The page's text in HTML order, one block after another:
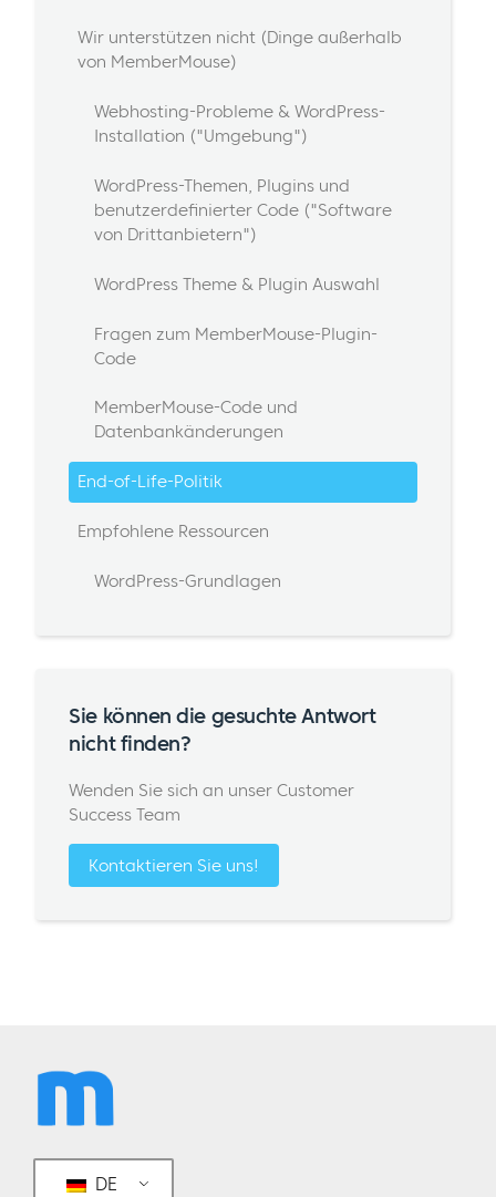
Wir unterstützen nicht (Dinge außerhalb
von MemberMouse)
Webhosting-Probleme & WordPress-
Installation ("Umgebung")
WordPress-Themen, Plugins und
benutzerdefinierter Code ("Software
von Drittanbietern")
WordPress Theme & Plugin Auswahl
Fragen zum MemberMouse-Plugin-
Code
MemberMouse-Code und
Datenbankänderungen
End-of-Life-Politik
Empfohlene Ressourcen
WordPress-Grundlagen
Sie können die gesuchte Antwort
nicht finden?
Wenden Sie sich an unser Customer
Success Team
Kontaktieren Sie uns!
DE